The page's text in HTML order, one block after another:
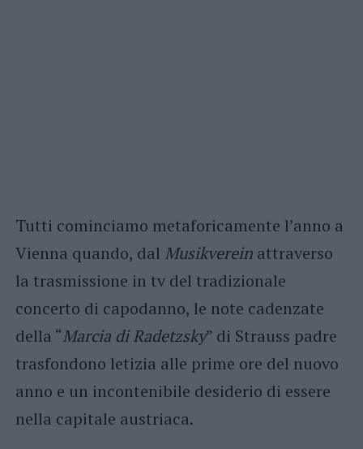
Tutti cominciamo metaforicamente l’anno a
Vienna quando, dal Musikvereinattraverso
la trasmissione in tv del tradizionale
concerto di capodanno, le note cadenzate
della “Marcia di Radetzsky” di Strauss padre
trasfondono letizia alle prime ore del nuovo
anno e un incontenibile desiderio di essere
nella capitale austriaca.